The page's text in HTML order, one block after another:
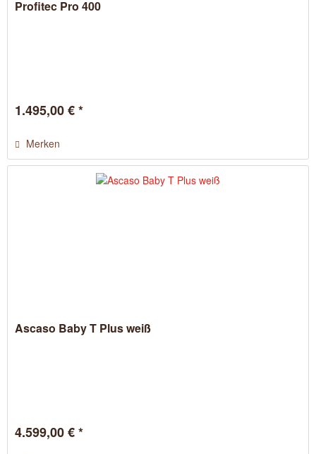
Profitec Pro 400
1.495,00 € *
Merken
Ascaso Baby T Plus weiß
4.599,00 € *